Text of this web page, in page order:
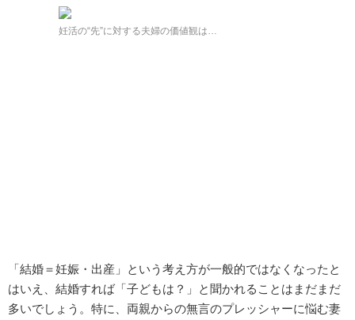
妊活の“先”に対する夫婦の価値観は…
「結婚＝妊娠・出産」という考え方が一般的ではなくなったと
はいえ、結婚すれば「子どもは？」と聞かれることはまだまだ
多いでしょう。特に、両親からの無言のプレッシャーに悩む妻